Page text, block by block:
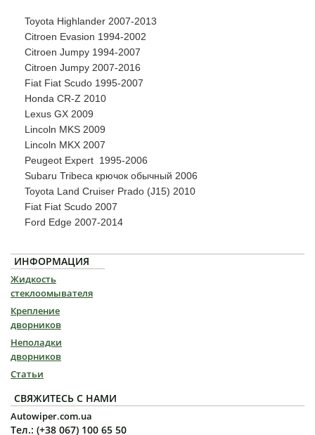
Toyota Highlander 2007-2013
Citroen Evasion 1994-2002
Citroen Jumpy 1994-2007
Citroen Jumpy 2007-2016
Fiat Fiat Scudo 1995-2007
Honda CR-Z 2010
Lexus GX 2009
Lincoln MKS 2009
Lincoln MKX 2007
Peugeot Expert 1995-2006
Subaru Tribeca крючок обычный 2006
Toyota Land Cruiser Prado (J15) 2010
Fiat Fiat Scudo 2007
Ford Edge 2007-2014
ИНФОРМАЦИЯ
Жидкость
стеклоомывателя
Крепление
дворников
Неполадки
дворников
Статьи
СВЯЖИТЕСЬ С НАМИ
Autowiper.com.ua
Тел.: (+38 067) 100 65 50